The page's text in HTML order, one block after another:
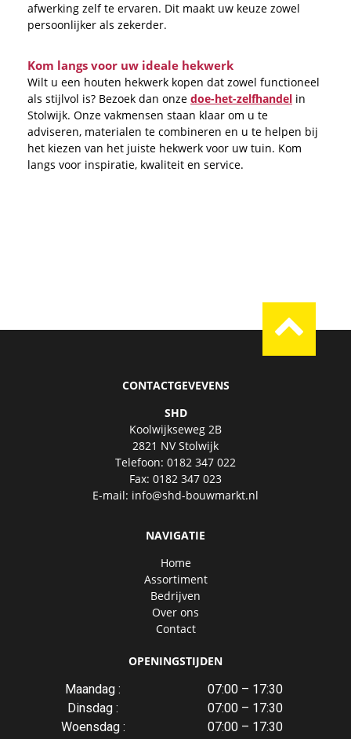
afwerking zelf te ervaren. Dit maakt uw keuze zowel
persoonlijker als zekerder.
Kom langs voor uw ideale hekwerk
Wilt u een houten hekwerk kopen dat zowel functioneel
als stijlvol is? Bezoek dan onze doe-het-zelfhandel in
Stolwijk. Onze vakmensen staan klaar om u te
adviseren, materialen te combineren en u te helpen bij
het kiezen van het juiste hekwerk voor uw tuin. Kom
langs voor inspiratie, kwaliteit en service.
CONTACTGEVEVENS
SHD
Koolwijkseweg 2B
2821 NV Stolwijk
Telefoon: 0182 347 022
Fax: 0182 347 023
E-mail: info@shd-bouwmarkt.nl
NAVIGATIE
Home
Assortiment
Bedrijven
Over ons
Contact
OPENINGSTIJDEN
Maandag :
07:00 – 17:30
Dinsdag :
07:00 – 17:30
Woensdag :
07:00 – 17:30